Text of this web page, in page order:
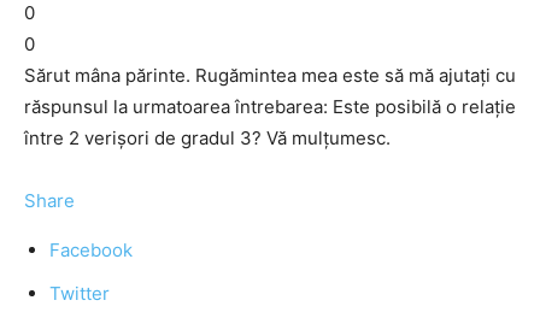
0
0
Sărut mâna părinte. Rugămintea mea este să mă ajutaţi cu
răspunsul la urmatoarea întrebarea: Este posibilă o relaţie
între 2 verişori de gradul 3? Vă mulţumesc.
Share
Facebook
Twitter